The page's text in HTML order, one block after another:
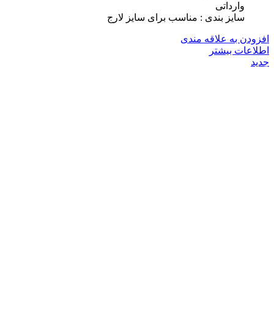
وارداتی
سایز بندی : مناسب برای سایز لارج
افزودن به علاقه مندی
اطلاعات بیشتر
جدید